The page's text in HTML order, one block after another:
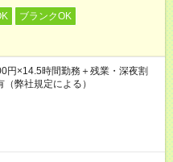
ブランクOK
円×14.5時間勤務＋残業・深夜割
弊社規定による）